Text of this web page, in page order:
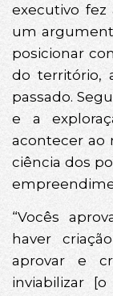
executivo fez
um
posicionar
do território,
passado.
e a
acontecer ao
ciência dos
“Vocês
haver
aprovar e
inviabilizar